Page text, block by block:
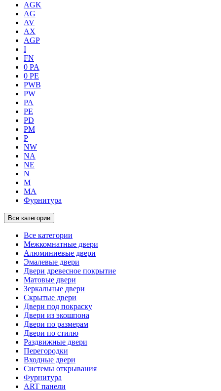
AGK
AG
AV
AX
AGP
I
FN
0 PA
0 PE
PWB
PW
PA
PE
PD
PM
P
NW
NA
NE
N
M
MA
Фурнитура
Все категории
Все категории
Межкомнатные двери
Алюминиевые двери
Эмалевые двери
Двери древесное покрытие
Матовые двери
Зеркальные двери
Скрытые двери
Двери под покраску
Двери из экошпона
Двери по размерам
Двери по стилю
Раздвижные двери
Перегородки
Входные двери
Системы открывания
Фурнитура
ART панели